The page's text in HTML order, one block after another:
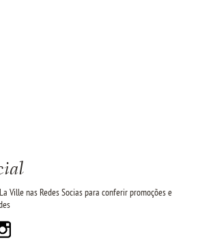
Ville nas Redes Socias para conferir promoções e